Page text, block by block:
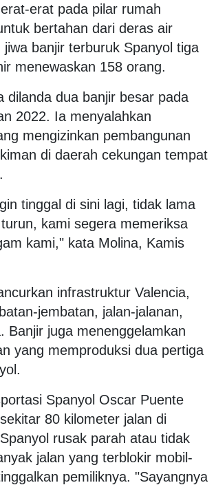
erat pada pilar rumah
bertahan dari deras air
jiwa banjir terburuk Spanyol tiga
menewaskan 158 orang.
dilanda dua banjir besar pada
2022. Ia menyalahkan
mengizinkan pembangunan
di daerah cekungan tempat
tinggal di sini lagi, tidak lama
kami segera memeriksa
kami," kata Molina, Kamis
infrastruktur Valencia,
jembatan, jalan-jalanan,
Banjir juga menenggelamkan
yang memproduksi dua pertiga
Spanyol Oscar Puente
80 kilometer jalan di
rusak parah atau tidak
jalan yang terblokir mobil-
pemiliknya. "Sayangnya